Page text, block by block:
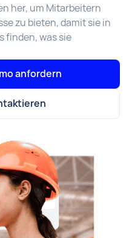
her, um Mitarbeitern
zu bieten, damit sie in
finden, was sie
anfordern